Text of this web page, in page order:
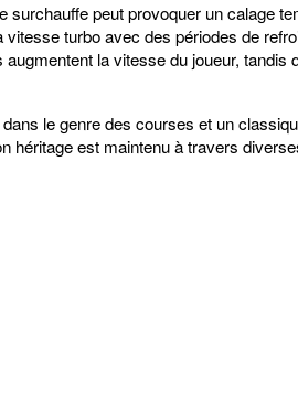
peut provoquer un calage
turbo avec des périodes de
la vitesse du joueur,
le genre des courses et un
est maintenu à travers